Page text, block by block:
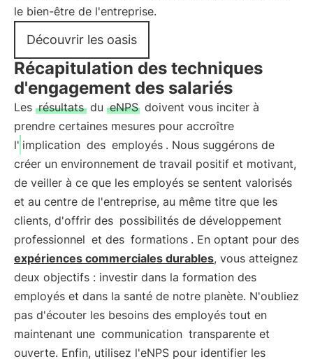
le bien-être de l'entreprise.
Découvrir les oasis
Récapitulation des techniques
d'engagement des salariés
Les résultats du eNPS doivent vous inciter à
prendre certaines mesures pour accroître
l' implication des employés . Nous suggérons de
créer un environnement de travail positif et motivant,
de veiller à ce que les employés se sentent valorisés
et au centre de l'entreprise, au même titre que les
clients, d'offrir des possibilités de développement
professionnel et des formations . En optant pour des
expériences commerciales durables, vous atteignez
deux objectifs : investir dans la formation des
employés et dans la santé de notre planète. N'oubliez
pas d'écouter les besoins des employés tout en
maintenant une communication transparente et
ouverte. Enfin, utilisez l'eNPS pour identifier les